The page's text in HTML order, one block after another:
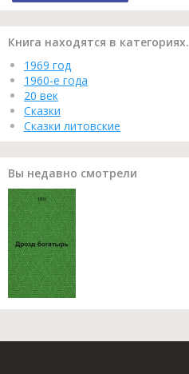
Книга находятся в категориях.
1969 год
1960-е года
20 век
Сказки
Сказки литовские
Вы недавно смотрели